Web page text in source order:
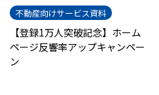
不動産向けサービス資料
【登録1万人突破記念】ホーム
ページ反響率アップキャンペー
ン